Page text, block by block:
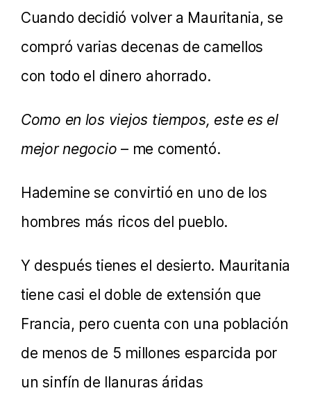
Cuando decidió volver a Mauritania, se
compró varias decenas de camellos
con todo el dinero ahorrado.
Como en los viejos tiempos, este es el
mejor negocio – me comentó.
Hademine se convirtió en uno de los
hombres más ricos del pueblo.
Y después tienes el desierto. Mauritania
tiene casi el doble de extensión que
Francia, pero cuenta con una población
de menos de 5 millones esparcida por
un sinfín de llanuras áridas